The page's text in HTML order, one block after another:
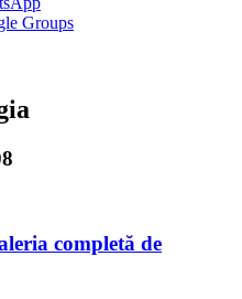
Groups
completă de